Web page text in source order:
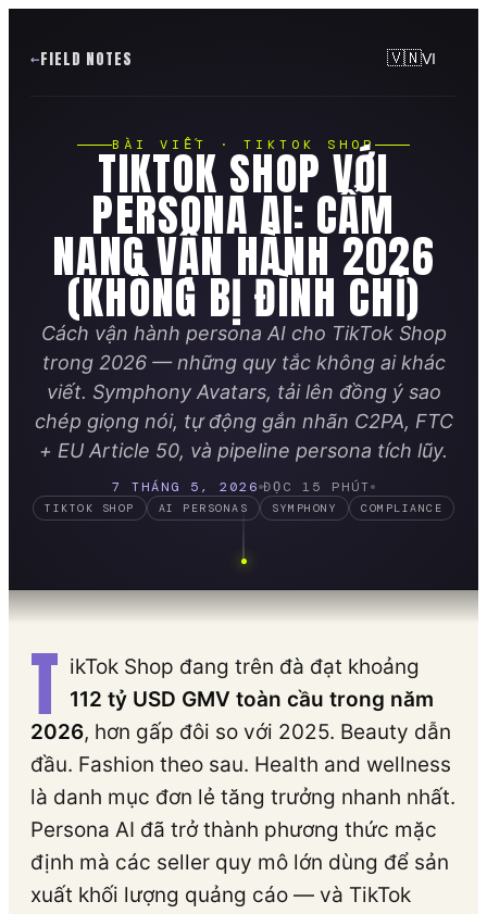
FIELD NOTES 🇻🇳VI
BÀI VIẾT · TIKTOK SHOP
TIKTOK SHOP VỚI
PERSONA AI: CẨM
NANG VẬN HÀNH 2026
(KHÔNG BỊ ĐÌNH CHỈ)
Cách vận hành persona AI cho TikTok Shop
trong 2026 — những quy tắc không ai khác
viết. Symphony Avatars, tải lên đồng ý sao
chép giọng nói, tự động gắn nhãn C2PA, FTC
+ EU Article 50, và pipeline persona tích lũy.
7 THÁNG 5, 2026 ĐỌC 15 PHÚT
TIKTOK SHOP AI PERSONAS SYMPHONY COMPLIANCE
T ikTok Shop đang trên đà đạt khoảng
112 tỷ USD GMV toàn cầu trong năm
2026, hơn gấp đôi so với 2025. Beauty dẫn
đầu. Fashion theo sau. Health and wellness
là danh mục đơn lẻ tăng trưởng nhanh nhất.
Persona AI đã trở thành phương thức mặc
định mà các seller quy mô lớn dùng để sản
xuất khối lượng quảng cáo — và TikTok